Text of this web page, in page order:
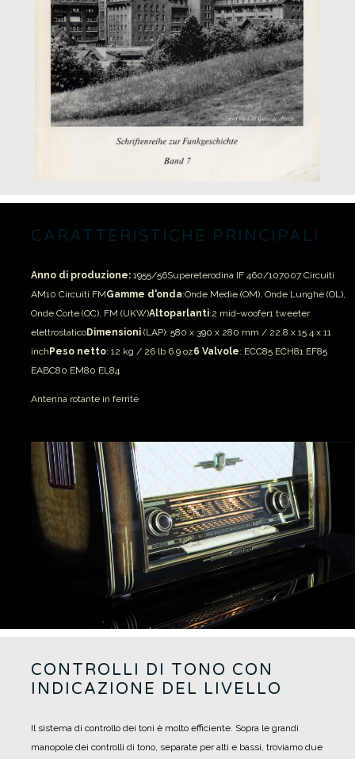
CARATTERISTICHE PRINCIPALI
Anno di produzione: 1955/56Supereterodina IF 460/107007 Circuiti
AM10 Circuiti FMGamme d'onda:Onde Medie (OM), Onde Lunghe (OL),
Onde Corte (OC), FM (UKW)Altoparlanti:2 mid-woofer1 tweeter
elettrostaticoDimensioni (LAP): 580 x 390 x 280 mm / 22.8 x 15.4 x 11
inch Peso netto: 12 kg / 26 lb 6.9 oz6 Valvole: ECC85 ECH81 EF85
EABC80 EM80 EL84
Antenna rotante in ferrite
CONTROLLI DI TONO CON
INDICAZIONE DEL LIVELLO
Il sistema di controllo dei toni è molto efficiente. Sopra le grandi
manopole dei controlli di tono, separate per alti e bassi, troviamo due